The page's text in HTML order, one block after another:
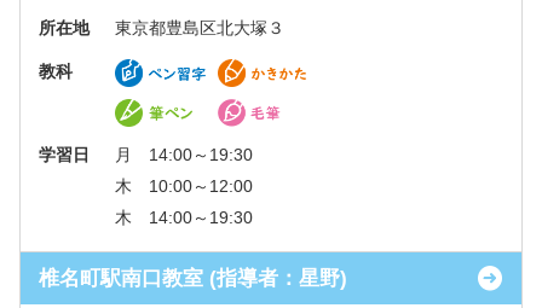
所在地 東京都豊島区北大塚３
教科
学習日
月 14:00～19:30
木 10:00～12:00
木 14:00～19:30
椎名町駅南口教室 (指導者：星野)